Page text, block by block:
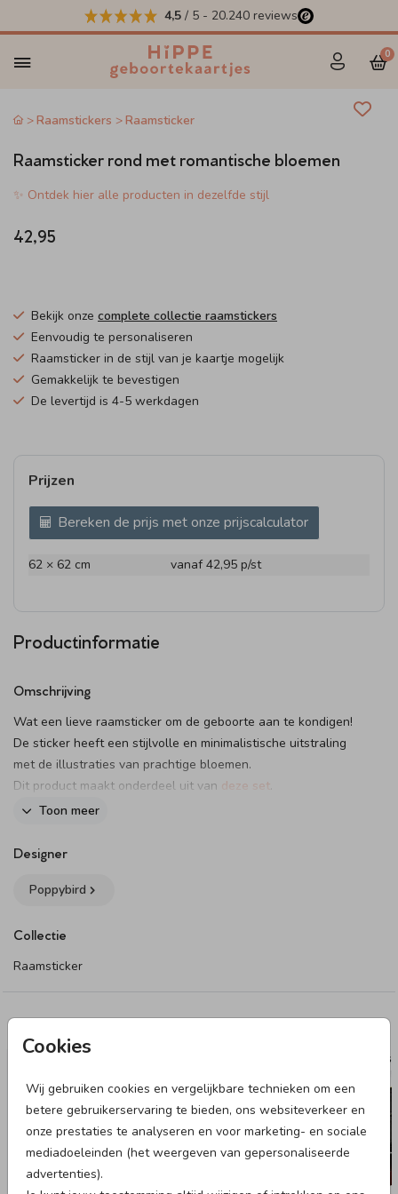
4,5 / 5 - 20.240 reviews
0
Cookies
Wij gebruiken cookies en vergelijkbare technieken om een
betere gebruikerservaring te bieden, ons websiteverkeer en
onze prestaties te analyseren en voor marketing- en sociale
mediadoeleinden (het weergeven van gepersonaliseerde
advertenties).
Raamstickers Raamsticker
Raamsticker rond met romantische bloemen
✨ Ontdek hier alle producten in dezelfde stijl
42,95
Bekijk onze complete collectie raamstickers
Eenvoudig te personaliseren
Raamsticker in de stijl van je kaartje mogelijk
Gemakkelijk te bevestigen
De levertijd is 4-5 werkdagen
Prijzen
Bereken de prijs met onze prijscalculator
62 × 62 cm vanaf 42,95 p/st
Productinformatie
Omschrijving
Wat een lieve raamsticker om de geboorte aan te kondigen!
De sticker heeft een stijlvolle en minimalistische uitstraling
met de illustraties van prachtige bloemen.
Dit product maakt onderdeel uit van deze set
Toon meer
Designer
Poppybird
Collectie
Raamsticker